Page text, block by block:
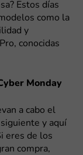
Estos días
como la
y
conocidas
Monday
a cabo el
y aquí
eres de los
compra,